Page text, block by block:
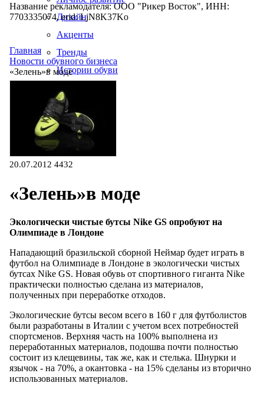
Дизайн
Акценты
Тренды
Истории обуви
Название рекламодателя: ООО "Рикер Восток", ИНН:
7703335074, erid: LjN8K37Ko
Главная
Новости обувного бизнеса
«Зелень»в моде
20.07.2012 4432
«Зелень»в моде
Экологически чистые бутсы Nike GS опробуют на
Олимпиаде в Лондоне
Нападающий бразильской сборной Неймар будет играть в
футбол на Олимпиаде в Лондоне в экологически чистых
бутсах Nike GS. Новая обувь от спортивного гиганта Nike
практически полностью сделана из материалов,
полученных при переработке отходов.
Экологические бутсы весом всего в 160 г для футболистов
были разработаны в Италии с учетом всех потребностей
спортсменов. Верхняя часть на 100% выполнена из
переработанных материалов, подошва почти полностью
состоит из клещевины, так же, как и стелька. Шнурки и
язычок - на 70%, а окантовка - на 15% сделаны из вторично
использованных материалов.